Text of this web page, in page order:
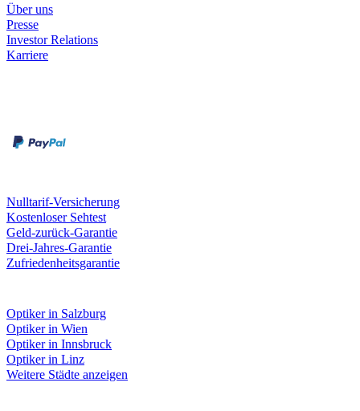
Über uns
Presse
Investor Relations
Karriere
Nulltarif-Versicherung
Kostenloser Sehtest
Geld-zurück-Garantie
Drei-Jahres-Garantie
Zufriedenheitsgarantie
Optiker in Salzburg
Optiker in Wien
Optiker in Innsbruck
Optiker in Linz
Weitere Städte anzeigen